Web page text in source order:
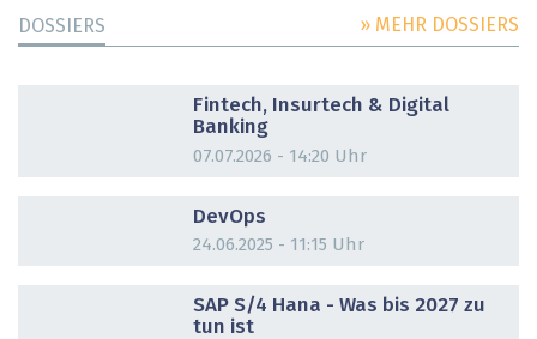
DOSSIERS » MEHR DOSSIERS
Fintech, Insurtech & Digital
Banking
07.07.2026 - 14:20 Uhr
DevOps
24.06.2025 - 11:15 Uhr
SAP S/4 Hana - Was bis 2027 zu
tun ist